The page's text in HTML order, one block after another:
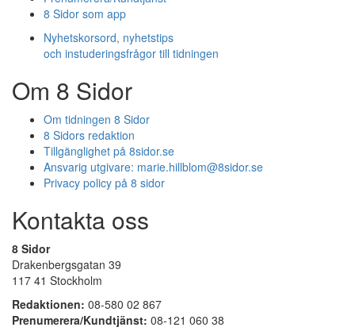
8 Sidor som app
Nyhetskorsord, nyhetstips
och instuderingsfrågor till tidningen
Om 8 Sidor
Om tidningen 8 Sidor
8 Sidors redaktion
Tillgänglighet på 8sidor.se
Ansvarig utgivare: marie.hillblom@8sidor.se
Privacy policy på 8 sidor
Kontakta oss
8 Sidor
Drakenbergsgatan 39
117 41 Stockholm
Redaktionen: 08-580 02 867
Prenumerera/Kundtjänst: 08-121 060 38